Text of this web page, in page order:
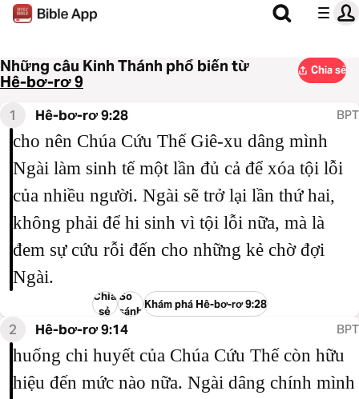
Những câu Kinh Thánh phổ biến từ
Hê-bơ-rơ 9
Chia sẻ
1 Hê-bơ-rơ 9:28 BPT
cho nên Chúa Cứu Thế Giê-xu dâng mình
Ngài làm sinh tế một lần đủ cả để xóa tội lỗi
của nhiều người. Ngài sẽ trở lại lần thứ hai,
không phải để hi sinh vì tội lỗi nữa, mà là
đem sự cứu rỗi đến cho những kẻ chờ đợi
Ngài.
Chia
sẻ
So
sánh
Khám phá Hê-bơ-rơ 9:28
2 Hê-bơ-rơ 9:14 BPT
huống chi huyết của Chúa Cứu Thế còn hữu
hiệu đến mức nào nữa. Ngài dâng chính mình